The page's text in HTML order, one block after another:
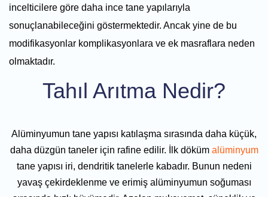
Tahıl Arıtma Nedir?
Alüminyumun tane yapısı katılaşma sırasında daha küçük,
daha düzgün taneler için rafine edilir. İlk döküm alüminyum
tane yapısı iri, dendritik tanelerle kabadır. Bunun nedeni
yavaş çekirdeklenme ve erimiş alüminyumun soğuması
incelticilere göre daha ince tane yapılarıyla
sonuçlanabileceğini göstermektedir. Ancak yine de bu
modifikasyonlar komplikasyonlara ve ek masraflara neden
olmaktadır.